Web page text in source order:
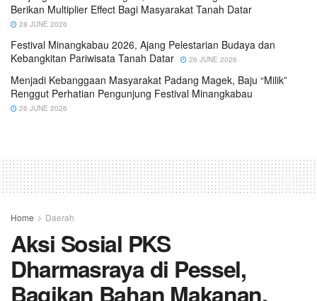
Berikan Multiplier Effect Bagi Masyarakat Tanah Datar
28 JUNE 2026
Festival Minangkabau 2026, Ajang Pelestarian Budaya dan
Kebangkitan Pariwisata Tanah Datar
26 JUNE 2026
Menjadi Kebanggaan Masyarakat Padang Magek, Baju “Milik”
Renggut Perhatian Pengunjung Festival Minangkabau
26 JUNE 2026
Home Daerah
Aksi Sosial PKS
Dharmasraya di Pessel,
Bagikan Bahan Makanan,